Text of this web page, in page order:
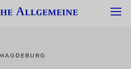
MAGDEBURG